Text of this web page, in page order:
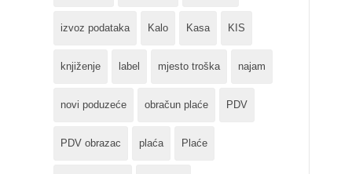
izvoz podataka Kalo Kasa KIS
knjiženje label mjesto troška najam
novi poduzeće obračun plaće PDV
PDV obrazac plaća Plaće